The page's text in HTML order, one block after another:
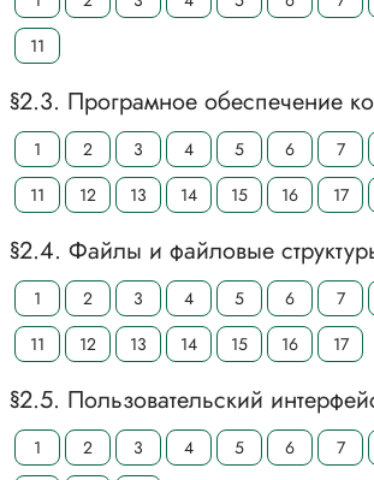
11
§2.3. Програмное обеспечение
1 2 3 4 5 6 7
11
12 13 14 15 16 17
§2.4. Файлы и файловые
1 2 3 4 5 6 7
11
12 13 14 15 16 17
§2.5. Пользовательский
1 2 3 4 5 6 7